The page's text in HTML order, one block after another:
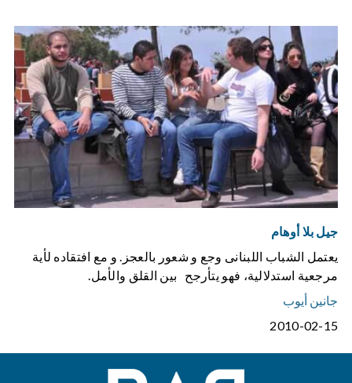
جيل بلا أوهام
يعتمل الشباب اللبنانى وجع و شعور بالعجز. و مع افتقاده لأية
مرجعية استدلالية، فهو يتأرجح بين القلق والأمل.
جانين أيوب
2010-02-15